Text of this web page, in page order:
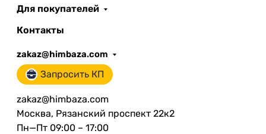
Для покупателей
Контакты
zakaz@himbaza.com
Запросить КП
zakaz@himbaza.com
Москва, Рязанский проспект 22к2
Пн—Пт 09:00 – 17:00